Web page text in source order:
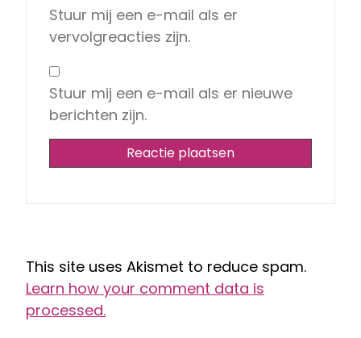
Stuur mij een e-mail als er
vervolgreacties zijn.
Stuur mij een e-mail als er nieuwe
berichten zijn.
This site uses Akismet to reduce spam.
Learn how your comment data is
processed.